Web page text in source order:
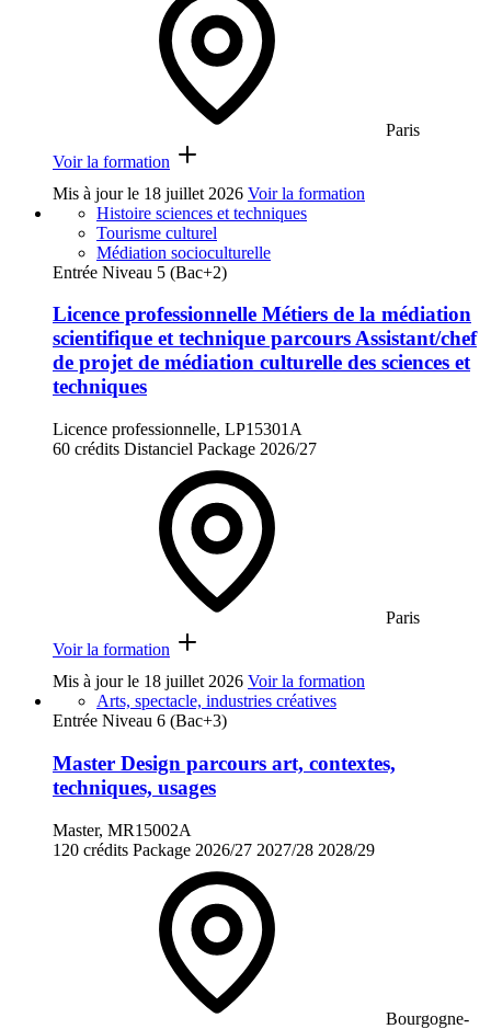
Paris
Voir la formation
Mis à jour le 18 juillet 2026 Voir la formation
Histoire sciences et techniques
Tourisme culturel
Médiation socioculturelle
Entrée Niveau 5 (Bac+2)
Licence professionnelle Métiers de la médiation
scientifique et technique parcours Assistant/chef
de projet de médiation culturelle des sciences et
techniques
Licence professionnelle, LP15301A
60 crédits Distanciel Package 2026/27
Paris
Voir la formation
Mis à jour le 18 juillet 2026 Voir la formation
Arts, spectacle, industries créatives
Entrée Niveau 6 (Bac+3)
Master Design parcours art, contextes,
techniques, usages
Master, MR15002A
120 crédits Package 2026/27 2027/28 2028/29
Bourgogne-